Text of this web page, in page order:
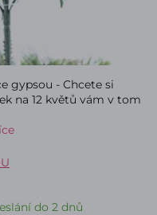
gypsou - Chcete si
na 12 květů vám v tom
do 2 dnů